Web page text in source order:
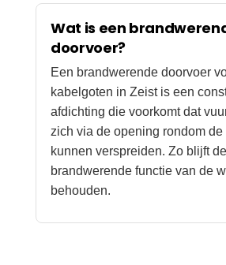
Wat is een
doorvoer?
Een brandwerende doorvoer
kabelgoten in Zeist is een
afdichting die voorkomt dat
zich via de opening rondom
kunnen verspreiden. Zo blijft de
brandwerende functie van de
behouden.